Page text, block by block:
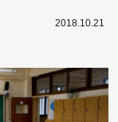
2018.10.21